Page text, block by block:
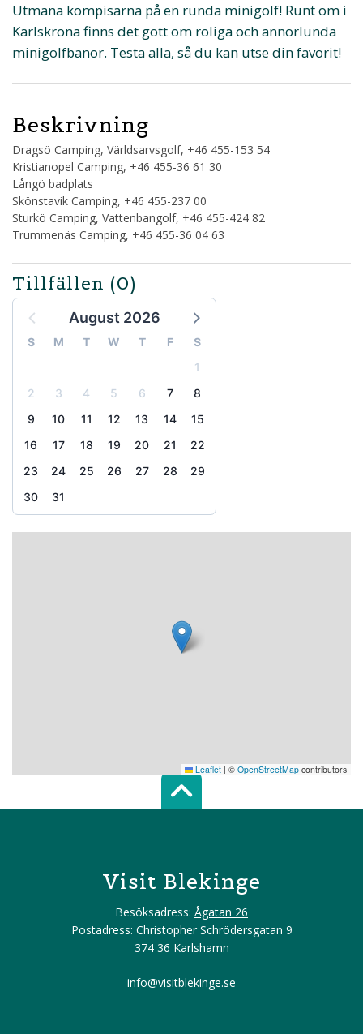
Utmana kompisarna på en runda minigolf! Runt om i
Karlskrona finns det gott om roliga och annorlunda
minigolfbanor. Testa alla, så du kan utse din favorit!
Beskrivning
Dragsö Camping, Världsarvsgolf, +46 455-153 54
Kristianopel Camping, +46 455-36 61 30
Långö badplats
Skönstavik Camping, +46 455-237 00
Sturkö Camping, Vattenbangolf, +46 455-424 82
Trummenäs Camping, +46 455-36 04 63
Tillfällen (0)
August 2026
S M T W T F
S
1
2
3 4 5 6 7
8
9
10 11 12 13 14
15
16
17 18 19 20 21
22
23
24 25 26 27 28
29
30
31
Leaflet | © OpenStreetMap contributors
Scroll top of
Visit Blekinge
Besöksadress: Ågatan 26
Postadress: Christopher Schrödersgatan 9
374 36 Karlshamn
info@visitblekinge.se